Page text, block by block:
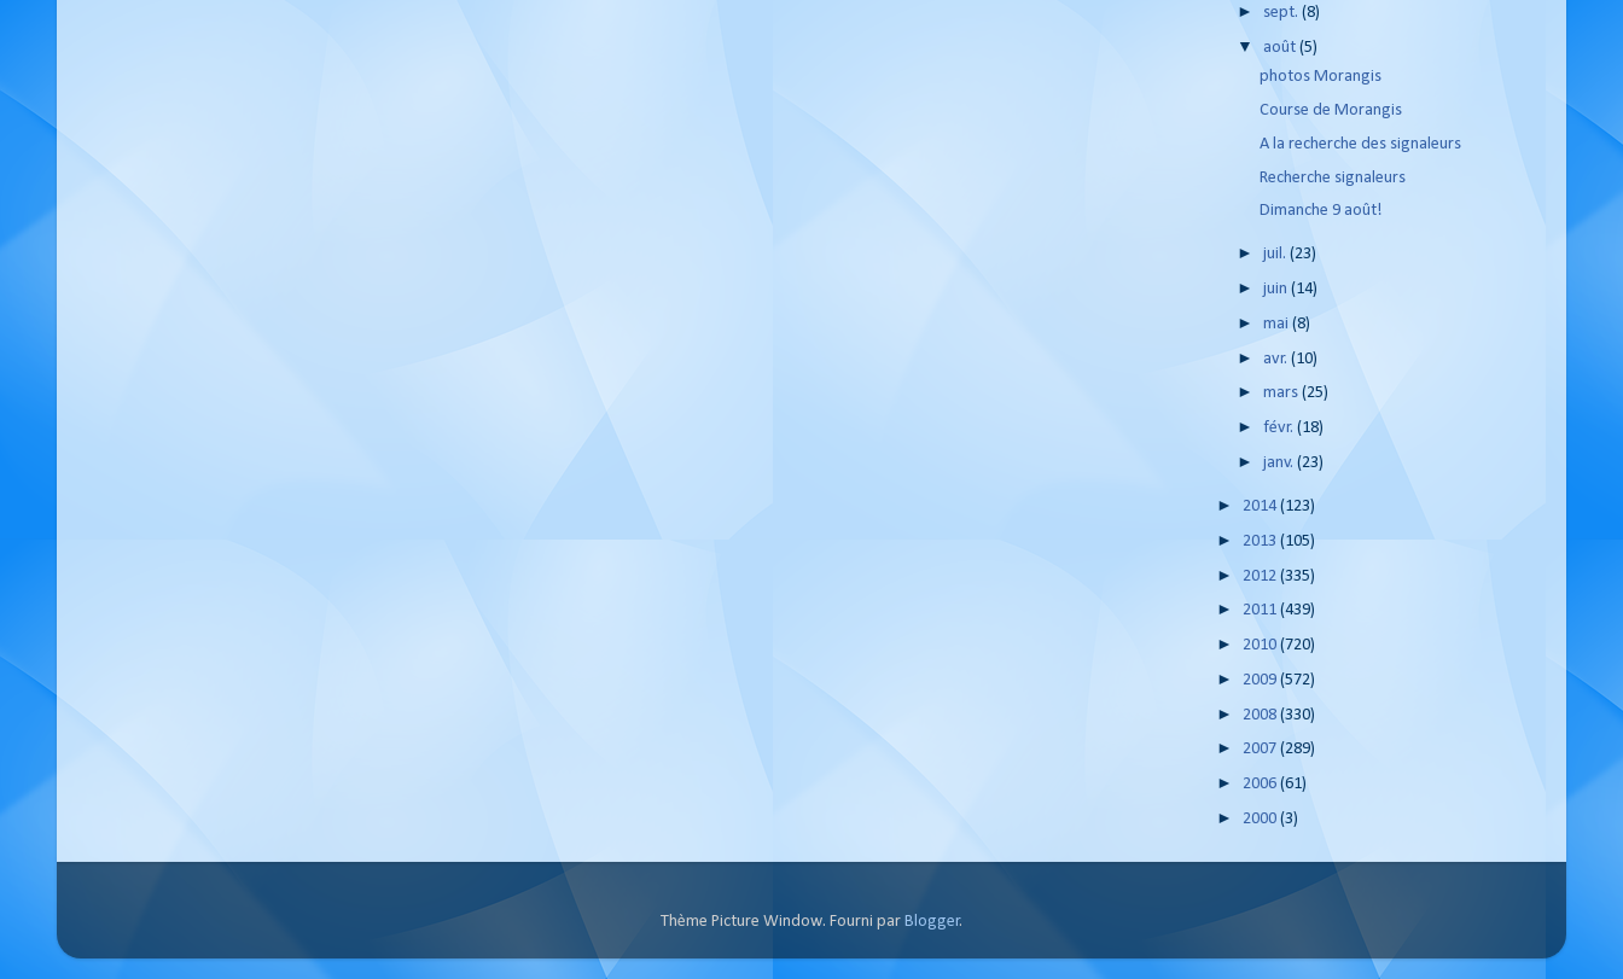
► sept.(8)
▼ août(5)
photos Morangis
Course de Morangis
A la recherche des signaleurs
Recherche signaleurs
Dimanche 9 août!
►juil.(23)
►juin(14)
►mai(8)
► avr.(10)
►mars(25)
►févr.(18)
►janv.(23)
► 2014(123)
► 2013 (105)
► 2012 (335)
► 2011 (439)
► 2010 (720)
► 2009 (572)
► 2008 (330)
► 2007 (289)
► 2006 (61)
► 2000 (3)
Thème Picture Window. Fourni par Blogger.